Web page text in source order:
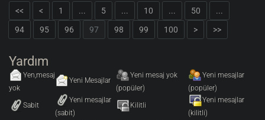
<< < 1 ... 5 ... 10 ... 50
...
94
95 96 97 98 99 100 > >>
Yardım
Yen,mesaj
yok
Yeni Mesajlar
Yeni mesaj yok
(popüler)
Yeni mesajlar
(popüler)
Sabit
Yeni mesajlar
(sabit)
Kilitli
Yeni mesajlar
(kilitli)